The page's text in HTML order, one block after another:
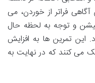
فراتر از خوردن، می
و توجه به لحظه حال
این تمرین ها به افزایش
می کنند که در نهایت به